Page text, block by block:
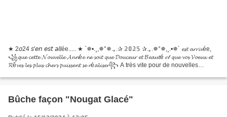
★ 2𝘰24 𝘴'𝘦𝘯 𝘦𝘴𝘵 𝘢𝘭𝘭ée..... ★ `✵•.¸,✵°✵.｡.✰ 𝟚𝟘𝟚𝟝 ✰.｡.✵°✵,¸.•✵´ 𝓮𝓼𝓽 𝓪𝓻𝓻𝓲𝓿ée,
꧁𝓺𝓾𝓮 𝓬𝓮𝓽𝓽𝓮 𝓝𝓸𝓾𝓿𝓮𝓵𝓵𝓮 𝓐𝓷𝓷é𝓮 𝓷𝓮 𝓼𝓸𝓲𝓽 𝓺𝓾𝓮 𝓓𝓸𝓾𝓬𝓮𝓾𝓻 𝓮𝓽 𝓑𝓮𝓪𝓾𝓽é 𝑒𝓉 𝓺𝓾𝓮 𝓿𝓸𝓼 𝓥𝓸𝓮𝓾𝔁 𝓮𝓽
𝓡ê𝓿𝓮𝓼 𝓵𝓮𝓼 𝓹𝓵𝓾𝓼 𝓬𝓱𝓮𝓻𝓼 𝓹𝓾𝓲𝓼𝓼𝓮𝓷𝓽 𝓼𝓮 𝓻é𝓪𝓵𝓲𝓼𝓮𝓻꧂ A très vite pour de nouvelles
Bûche façon "Nougat Glacé"